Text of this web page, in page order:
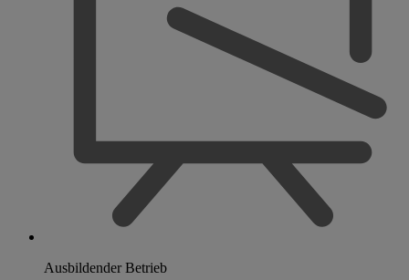
Ausbildender Betrieb